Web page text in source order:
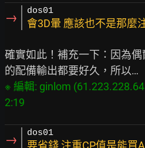
→ dos01
會3D暈 應該也不是那麼
確實如此！補充一下：因為
※ 編輯: ginlom
→ dos01
要省錢 注重CP值是能買